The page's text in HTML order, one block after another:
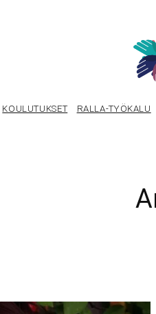
KOULUTUKSET RALLA-TYÖKALU